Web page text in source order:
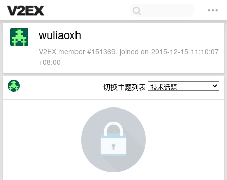
wuliaoxh
V2EX member #151369, joined on 2015-12-15 11:10:07
+08:00
切换主题列表